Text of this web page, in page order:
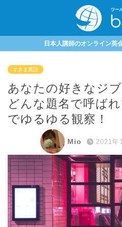
日本人講師のオンライン英
すきま英語
あなたの好きなジ
どんな題名で呼ば
でゆるゆる観察！
Mio 2021年